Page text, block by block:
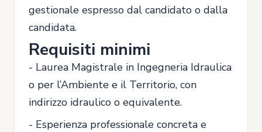
gestionale espresso dal candidato o dalla
candidata.
Requisiti minimi
- Laurea Magistrale in Ingegneria Idraulica
o per l’Ambiente e il Territorio, con
indirizzo idraulico o equivalente.
- Esperienza professionale concreta e